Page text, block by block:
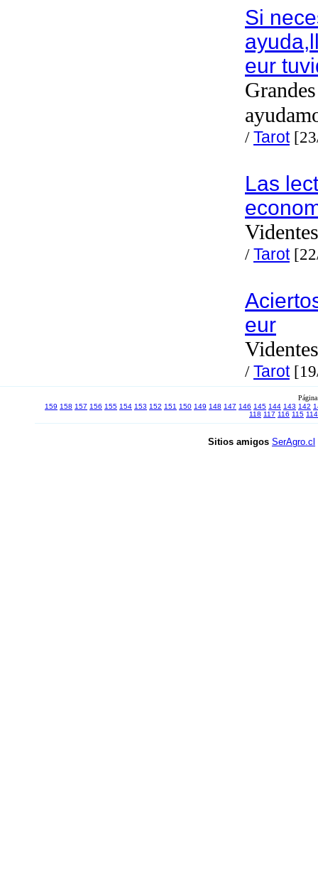
Si
eur
/Tarot
Las
/Tarot
eur
/Tarot
159 158 157 156 155 154 153 152 151 150 149 148 147 146 145 144 143 142
118 117 116 115 114
Sitios amigos SerAgro.cl